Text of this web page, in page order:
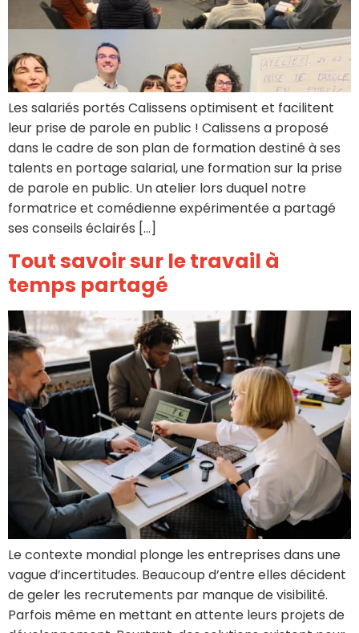
Les salariés portés Calissens optimisent et facilitent
leur prise de parole en public ! Calissens a proposé
dans le cadre de son plan de formation destiné à ses
talents en portage salarial, une formation sur la prise
de parole en public. Un atelier lors duquel notre
formatrice et comédienne expérimentée a partagé
ses conseils éclairés […]
Tout savoir sur le travail à
temps partagé
Le contexte mondial plonge les entreprises dans une
vague d’incertitudes. Beaucoup d’entre elles décident
de geler les recrutements par manque de visibilité.
Parfois même en mettant en attente leurs projets de